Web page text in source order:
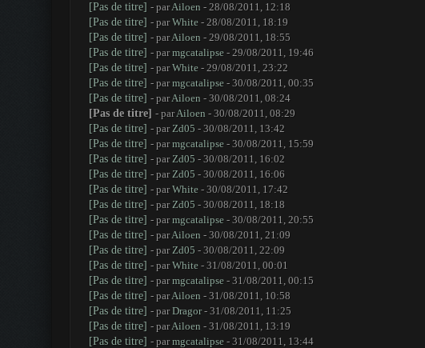
[Pas de titre] - parAiloen - 28/08/2011, 12:18
[Pas de titre] - parWhite- 28/08/2011, 18:19
[Pas de titre] - parAiloen - 29/08/2011, 18:55
[Pas de titre] - parmgcatalipse- 29/08/2011, 19:46
[Pas de titre] - parWhite- 29/08/2011, 23:22
[Pas de titre] - parmgcatalipse- 30/08/2011, 00:35
[Pas de titre] - parAiloen - 30/08/2011, 08:24
[Pas de titre] - parAiloen - 30/08/2011, 08:29
[Pas de titre] - parZd05 - 30/08/2011, 13:42
[Pas de titre] - parmgcatalipse- 30/08/2011, 15:59
[Pas de titre] - parZd05 - 30/08/2011, 16:02
[Pas de titre] - parZd05 - 30/08/2011, 16:06
[Pas de titre] - parWhite- 30/08/2011, 17:42
[Pas de titre] - parZd05 - 30/08/2011, 18:18
[Pas de titre] - parmgcatalipse- 30/08/2011, 20:55
[Pas de titre] - parAiloen - 30/08/2011, 21:09
[Pas de titre] - parZd05 - 30/08/2011, 22:09
[Pas de titre] - parWhite- 31/08/2011, 00:01
[Pas de titre] - parmgcatalipse- 31/08/2011, 00:15
[Pas de titre] - parAiloen - 31/08/2011, 10:58
[Pas de titre] - parDragor- 31/08/2011, 11:25
[Pas de titre] - parAiloen - 31/08/2011, 13:19
[Pas de titre] - parmgcatalipse- 31/08/2011, 13:44